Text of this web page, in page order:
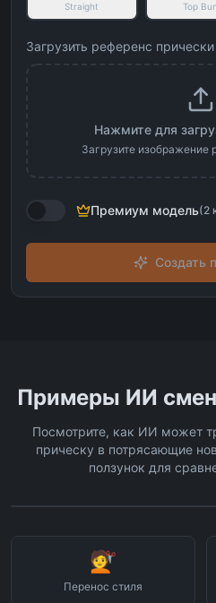
Straight Top Bun
Загрузить референс прически
Нажмите для
Загрузите изображение
Премиум модель(2
Создать
Примеры ИИ
Посмотрите, как ИИ может
прическу в потрясающие
ползунок для
💇
Перенос стиля